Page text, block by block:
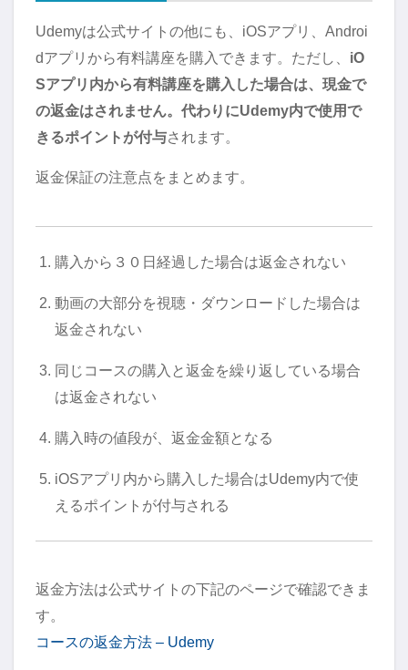
Udemyは公式サイトの他にも、iOSアプリ、Androi
dアプリから有料講座を購入できます。ただし、 iO
Sアプリ内から有料講座を購入した場合は、現金で
の返金はされません。代わりにUdemy内で使用で
きるポイントが付与されます。
返金保証の注意点をまとめます。
購入から３０日経過した場合は返金されない
動画の大部分を視聴・ダウンロードした場合は
返金されない
同じコースの購入と返金を繰り返している場合
は返金されない
購入時の値段が、返金金額となる
iOSアプリ内から購入した場合はUdemy内で使
えるポイントが付与される
返金方法は公式サイトの下記のページで確認できま
す。
コースの返金方法 – Udemy